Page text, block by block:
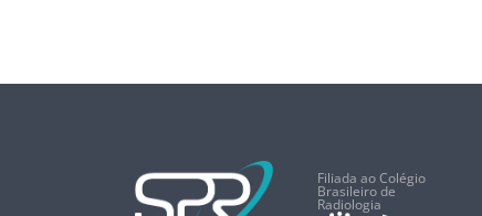
Filiada ao Colégio
Brasileiro de
Radiologia